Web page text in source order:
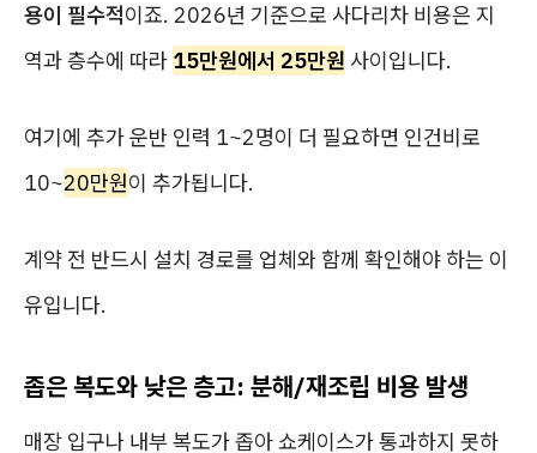
용이 필수적이죠. 2026년 기준으로 사다리차 비용은 지
역과 층수에 따라 15만원에서 25만원 사이입니다.
여기에 추가 운반 인력 1~2명이 더 필요하면 인건비로
10~20만원이 추가됩니다.
계약 전 반드시 설치 경로를 업체와 함께 확인해야 하는 이
유입니다.
좁은 복도와 낮은 층고: 분해/재조립 비용 발생
매장 입구나 내부 복도가 좁아 쇼케이스가 통과하지 못하